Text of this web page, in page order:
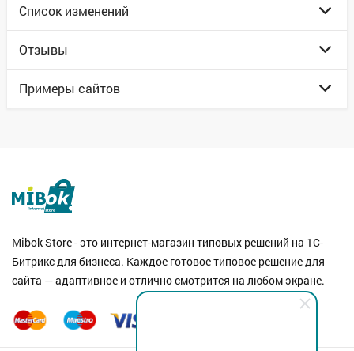
Список изменений
Отзывы
Примеры сайтов
Mibok Store - это интернет-магазин типовых решений на 1С-
Битрикс для бизнеса. Каждое готовое типовое решение для
сайта — адаптивное и отлично смотрится на любом экране.